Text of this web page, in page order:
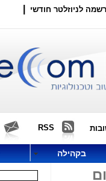
לניוזלטר חודשי
RSS
בקהילה